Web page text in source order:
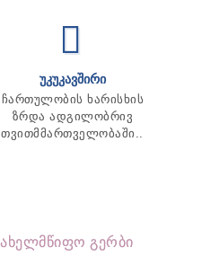
ᲣᲙᲣᲙᲐᲕᲨᲘᲠᲘ
ჩართულობის ხარისხის
ზრდა ადგილობრივ
თვითმმართველობაში...